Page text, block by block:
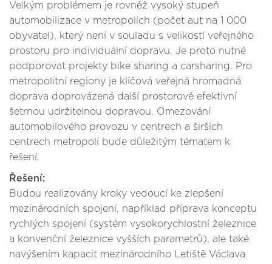
Velkým problémem je rovněž vysoký stupeň
automobilizace v metropolích (počet aut na 1 000
obyvatel), který není v souladu s velikostí veřejného
prostoru pro individuální dopravu. Je proto nutné
podporovat projekty bike sharing a carsharing. Pro
metropolitní regiony je klíčová veřejná hromadná
doprava doprovázená další prostorově efektivní
šetrnou udržitelnou dopravou. Omezování
automobilového provozu v centrech a širších
centrech metropolí bude důležitým tématem k
řešení.
Řešení:
Budou realizovány kroky vedoucí ke zlepšení
mezinárodních spojení, například příprava konceptu
rychlých spojení (systém vysokorychlostní železnice
a konvenční železnice vyšších parametrů), ale také
navýšením kapacit mezinárodního Letiště Václava